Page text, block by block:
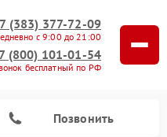
(383) 377-72-09
с 9:00 до 21:00
(800) 101-01-54
бесплатный по РФ
Позвонить